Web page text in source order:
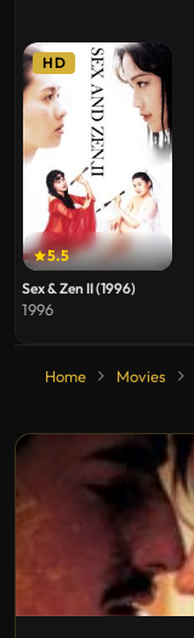
5.5
HD
Sex & Zen II (1996)
1996
Home Movies